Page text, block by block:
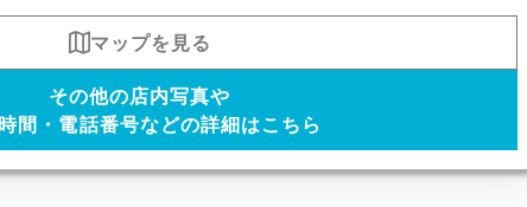
マップを見る
その他の店内写真や
間・電話番号などの詳細はこちら